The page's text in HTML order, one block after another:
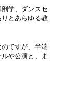
学、ダンスセ
とあらゆる教
ですが、半端
や公演と、ま